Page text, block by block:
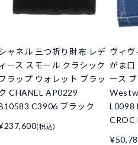
ャネル 三つ折り財布 レデ
ィース スモール クラシック
フラップ ウォレット ブラッ
CHANEL AP0229
C3906 ブラック
(税込)
ヴィヴ
がま口
ース
L0098
CROC